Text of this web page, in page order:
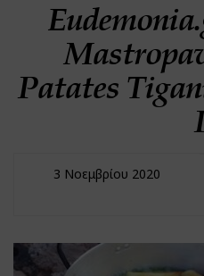
Patates
3 Νοεμβρίου 2020